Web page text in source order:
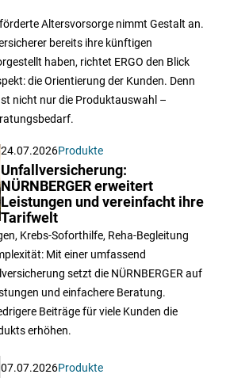
Altersvorsorge nimmt Gestalt an.
bereits ihre künftigen
haben, richtet ERGO den Blick
die Orientierung der Kunden. Denn
nicht nur die Produktauswahl –
24.07.2026Produkte
Unfallversicherung:
NÜRNBERGER erweitert
Leistungen und vereinfacht ihre
Tarifwelt
Krebs-Soforthilfe, Reha-Begleitung
Mit einer umfassend
setzt die NÜRNBERGER auf
und einfachere Beratung.
Beiträge für viele Kunden die
erhöhen.
07.07.2026Produkte